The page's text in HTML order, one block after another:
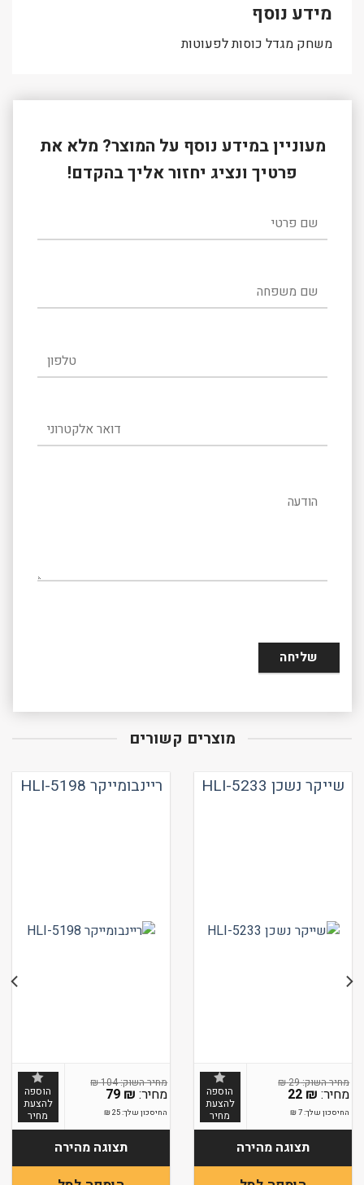
מידע נוסף
משחק מגדל כוסות לפעוטות
מעוניין במידע נוסף על המוצר? מלא את
פרטיך ונציג יחזור אליך בהקדם!
שם פרטי
שם משפחה
מוצרים קשורים
שייקר נשכן HLI-5233
29
₪
22 ₪
החיסכון שלך:7
₪
הוספה
להצעת
מחיר
תצוגה מהירה
ריינבומייקר HLI-5198
104
₪
79 ₪
החיסכון שלך:25
₪
הוספה
להצעת
מחיר
תצוגה מהירה